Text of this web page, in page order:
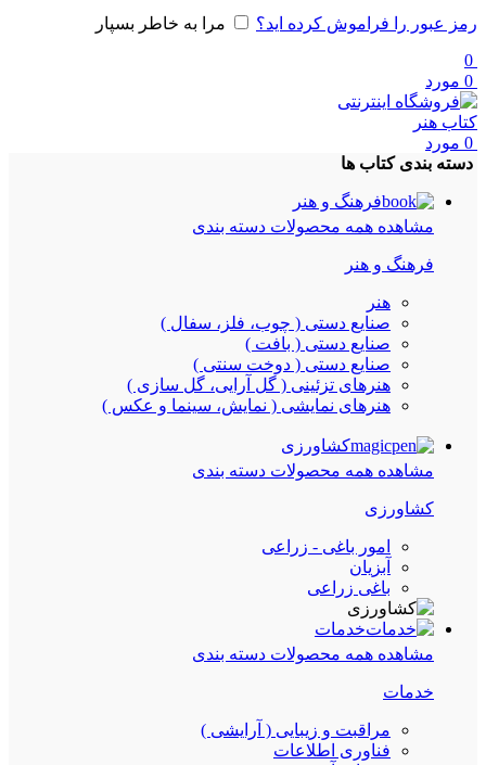
رمز عبور را فراموش کرده اید؟
مرا به خاطر بسپار
0
0 مورد
0 مورد
دسته بندی کتاب ها
فرهنگ و هنر
مشاهده همه محصولات دسته بندی
فرهنگ و هنر
هنر
صنایع دستی ( چوب، فلز، سفال )
صنایع دستی ( بافت )
صنایع دستی ( دوخت سنتی )
هنرهای تزئینی ( گل آرایی، گل سازی )
هنرهای نمایشی ( نمایش، سینما و عکس )
کشاورزی
مشاهده همه محصولات دسته بندی
کشاورزی
امور باغی - زراعی
آبزیان
باغی زراعی
خدمات
مشاهده همه محصولات دسته بندی
خدمات
مراقبت و زیبایی ( آرایشی )
فناوری اطلاعات